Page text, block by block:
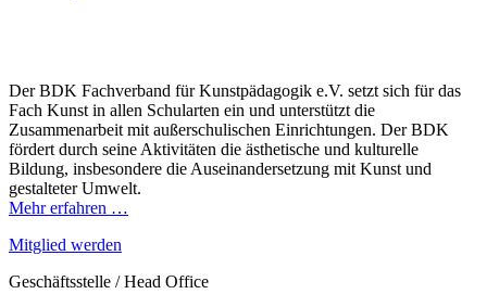
Der BDK Fachverband für Kunstpädagogik e.V. setzt sich für das
Fach Kunst in allen Schularten ein und unterstützt die
Zusammenarbeit mit außerschulischen Einrichtungen. Der BDK
fördert durch seine Aktivitäten die ästhetische und kulturelle
Bildung, insbesondere die Auseinandersetzung mit Kunst und
gestalteter Umwelt.
Mehr erfahren …
Mitglied werden
Geschäftsstelle / Head Office